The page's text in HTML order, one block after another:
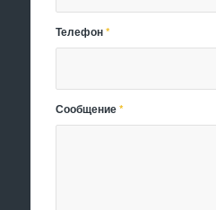
Телефон*
Сообщение*